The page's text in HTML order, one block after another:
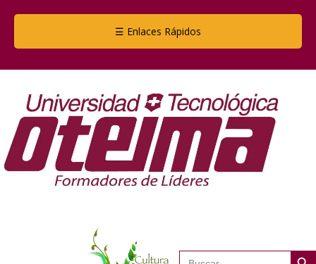
☰ Enlaces Rápidos
Buscar: Botón